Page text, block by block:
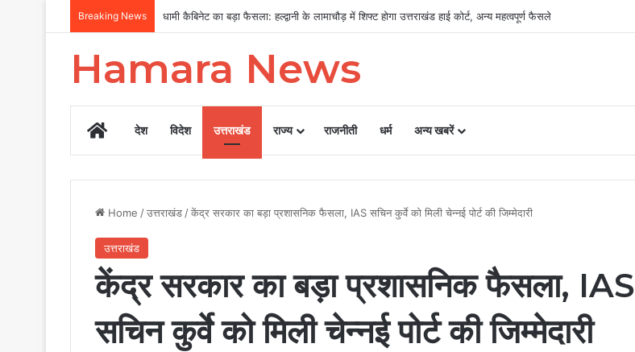
Breaking News MDDA बोर्ड की बैठक में 25 विकास प्रस्तावों को मंजूरी, लैंड पूलिंग से होटल-पर्यटन परियोजनाओं को मिलेगी रफ्तार
Hamara News
Homeदेश विदेश उत्तराखंड राज्य राजनीती धर्म अन्य खबरें
Home /उत्तराखंड /केंद्र सरकार का बड़ा प्रशासनिक फैसला, IAS सचिन कुर्वे को मिली चेन्नई पोर्ट की जिम्मेदारी
उत्तराखंड
केंद्र सरकार का बड़ा प्रशासनिक फैसला, IAS
सचिन कुर्वे को मिली चेन्नई पोर्ट की जिम्मेदारी